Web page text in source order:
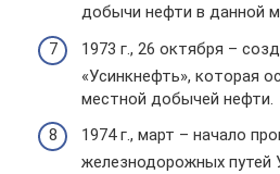
добычи нефти в данной
1973 г., 26 октября –
«Усинкнефть», которая
местной добычей нефти.
1974 г., март – начало
железнодорожных путей